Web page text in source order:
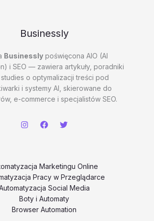
Businessly
Businesslypoświęcona AIO (AI
i SEO — zawiera artykuły, poradniki
o optymalizacji treści pod
i systemy AI, skierowane do
e-commerce i specjalistów SEO.
Marketingu Online
Pracy w Przeglądarce
Social Media
Boty i Automaty
Browser Automation